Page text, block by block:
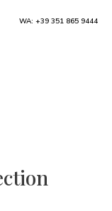
WA: +39 351 865 9444